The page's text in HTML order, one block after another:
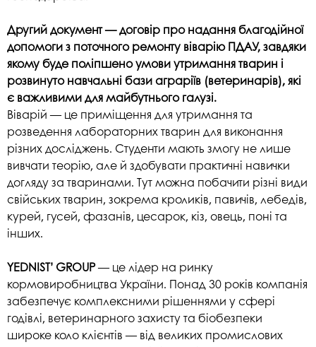
Другий документ — договір про надання благодійної
допомоги з поточного ремонту віварію ПДАУ, завдяки
якому буде поліпшено умови утримання тварин і
розвинуто навчальні бази аграріїв (ветеринарів), які
є важливими для майбутнього галузі.
Віварій — це приміщення для утримання та
розведення лабораторних тварин для виконання
різних досліджень. Студенти мають змогу не лише
вивчати теорію, але й здобувати практичні навички
догляду за тваринами. Тут можна побачити різні види
свійських тварин, зокрема кроликів, павичів, лебедів,
курей, гусей, фазанів, цесарок, кіз, овець, поні та
інших.
YEDNIST’ GROUP— це лідер на ринку
кормовиробництва України. Понад 30 років компанія
забезпечує комплексними рішеннями у сфері
годівлі, ветеринарного захисту та біобезпеки
широке коло клієнтів — від великих промислових